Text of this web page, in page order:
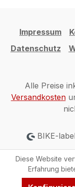
Impressum
Datenschutz
Alle Preise
Versandkosten
BIKE-
Diese Website
Erfahrung